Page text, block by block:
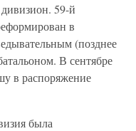
59-й
в
(позднее
В сентябре
в распоряжение
была